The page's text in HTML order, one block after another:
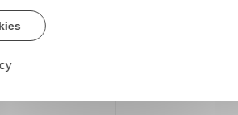
confirmer sa
et l'âge des